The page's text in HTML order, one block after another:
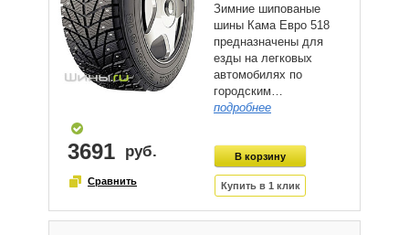
Зимние шипованые
шины Кама Евро 518
предназначены для
езды на легковых
автомобилях по
городским…
подробнее
3691